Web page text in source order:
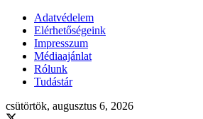
Adatvédelem
Elérhetőségeink
Impresszum
Médiaajánlat
Rólunk
Tudástár
csütörtök, augusztus 6, 2026